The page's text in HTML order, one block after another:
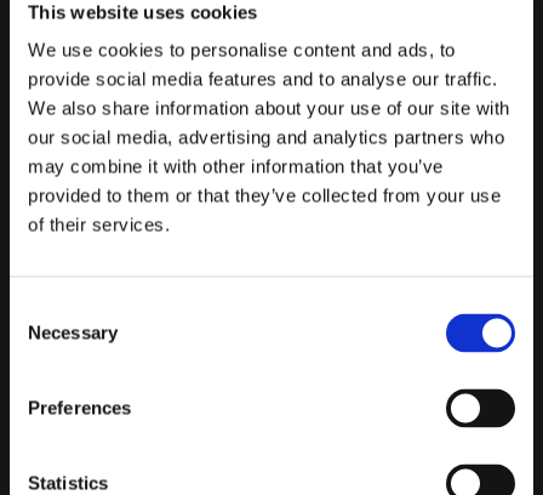
This website uses cookies
We use cookies to personalise content and ads, to
provide social media features and to analyse our traffic.
We also share information about your use of our site with
our social media, advertising and analytics partners who
may combine it with other information that you’ve
provided to them or that they’ve collected from your use
of their services.
Selection
Necessary
Preferences
Statistics